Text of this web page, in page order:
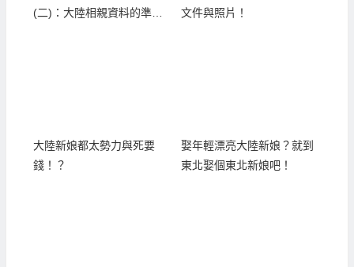
(二)：大陸相親資料的準備
文件與照片！
大陸新娘都太勢力與死要
錢！？
娶年輕漂亮大陸新娘？就到
東北娶個東北新娘吧！